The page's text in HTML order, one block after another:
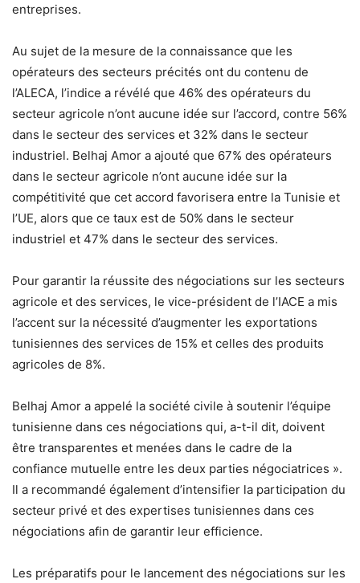
entreprises.
Au sujet de la mesure de la connaissance que les
opérateurs des secteurs précités ont du contenu de
l’ALECA, l’indice a révélé que 46% des opérateurs du
secteur agricole n’ont aucune idée sur l’accord, contre 56%
dans le secteur des services et 32% dans le secteur
industriel. Belhaj Amor a ajouté que 67% des opérateurs
dans le secteur agricole n’ont aucune idée sur la
compétitivité que cet accord favorisera entre la Tunisie et
l’UE, alors que ce taux est de 50% dans le secteur
industriel et 47% dans le secteur des services.
Pour garantir la réussite des négociations sur les secteurs
agricole et des services, le vice-président de l’IACE a mis
l’accent sur la nécessité d’augmenter les exportations
tunisiennes des services de 15% et celles des produits
agricoles de 8%.
Belhaj Amor a appelé la société civile à soutenir l’équipe
tunisienne dans ces négociations qui, a-t-il dit, doivent
être transparentes et menées dans le cadre de la
confiance mutuelle entre les deux parties négociatrices ».
Il a recommandé également d’intensifier la participation du
secteur privé et des expertises tunisiennes dans ces
négociations afin de garantir leur efficience.
Les préparatifs pour le lancement des négociations sur les